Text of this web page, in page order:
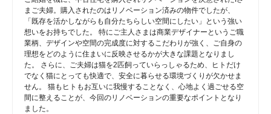
まご夫婦。購入されたのはリノベーション済みの物件でしたが、
「既存を活かしながらも自分たちらしい空間にしたい」という強い
想いをお持ちでした。 特にご主人さまは商業デザイナーというご職
業柄、デザインや空間の完成度に対するこだわりが強く、ご自身の
理想をどのように住まいに反映させるかが大きな課題となりまし
た。 さらに、ご夫婦は猫を2匹飼っていらっしゃるため、ヒトだけ
でなく猫にとっても快適で、安全に暮らせる環境づくりが欠かせま
せん。 猫もヒトもお互いに我慢することなく、心地よく過ごせる空
間に整えることが、今回のリノベーションの重要なポイントとなり
ました。